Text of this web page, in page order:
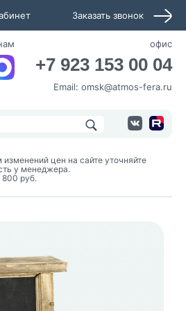
Заказать звонок
офис
+7 923 153 00 04
Email: omsk@atmos-fera.ru
цен на сайте уточняйте
у менеджера.
руб.